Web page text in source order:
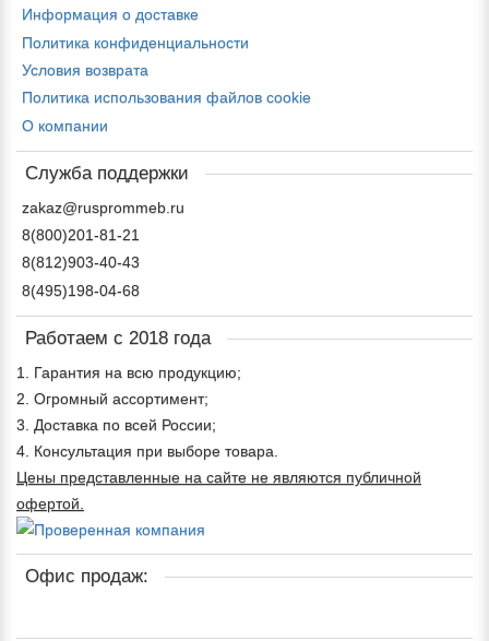
Информация о доставке
Политика конфиденциальности
Условия возврата
Политика использования файлов cookie
О компании
Служба поддержки
zakaz@rusprommeb.ru
8(800)201-81-21
8(812)903-40-43
8(495)198-04-68
Работаем с 2018 года
1. Гарантия на всю продукцию;
2. Огромный ассортимент;
3. Доставка по всей России;
4. Консультация при выборе товара.
Цены представленные на сайте не являются публичной
офертой.
Офис продаж: